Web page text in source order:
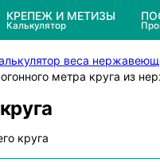
КРЕПЕЖ И МЕТИЗЫ
Калькулятор
веса
метра круга из
круга